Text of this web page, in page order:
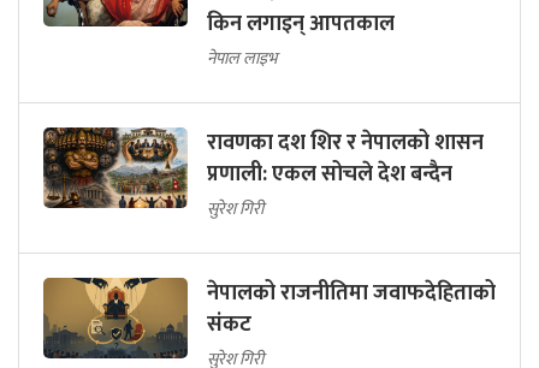
किन लगाइन् आपतकाल
नेपाल लाइभ
रावणका दश शिर र नेपालको शासन
प्रणाली: एकल सोचले देश बन्दैन
सुरेश गिरी
नेपालको राजनीतिमा जवाफदेहिताको
संकट
सुरेश गिरी